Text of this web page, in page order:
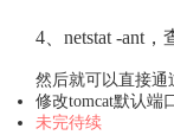
4、netstat -ant
然后就可以直接
修改tomcat默认端
未完待续